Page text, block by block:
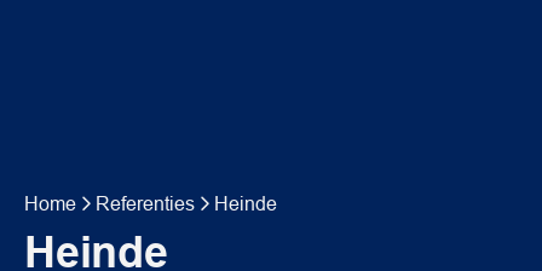
Home Referenties Heinde
Heinde